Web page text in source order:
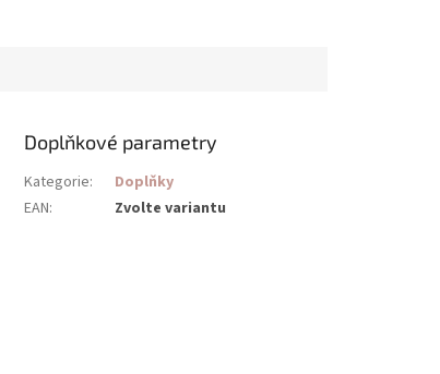
Doplňkové parametry
Kategorie:
Doplňky
EAN: Zvolte variantu